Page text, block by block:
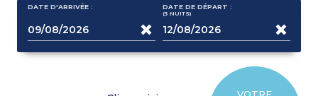
DATE D'ARRIVÉE : DATE DE DÉPART :
(3 NUITS)